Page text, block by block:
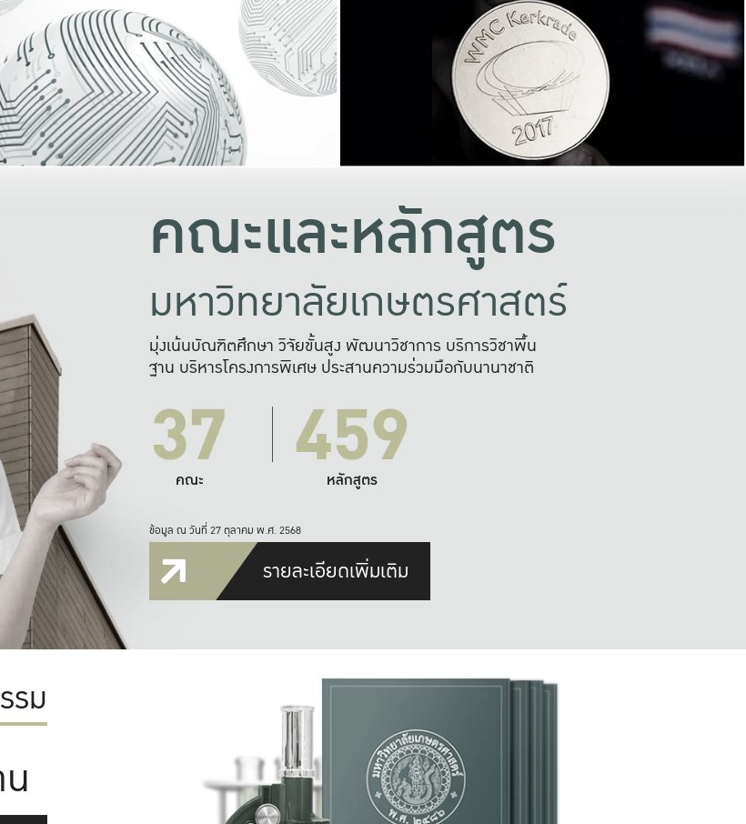
ร่วมมือกับชุมชน เพื่อความกินดีอยู่ดี
และความสุขอย่างยั่งยืน
มองปัญหาในภาพกว้าง
แก้ไขจากปัญหาจุดเล็กๆ
พร้อมที่จ
และผลักดันในการใช้ระบบส
เพื่อการทำงานแ
คณะและหลักสูตร
มหาวิทยาลัยเกษตรศาสตร์
มุ่งเน้นบัณฑิตศึกษา วิจัยขั้นสูง พัฒนาวิชาการ บริการวิชาพื้น
ฐาน บริหารโครงการพิเศษ ประสานความร่วมมือกับนานาชาติ
37
คณะ 459
หลักสูตร
ข้อมูล ณ วันที่ 27 ตุลาคม พ.ศ. 2568
รายละเอียดเพิ่มเติม
รม